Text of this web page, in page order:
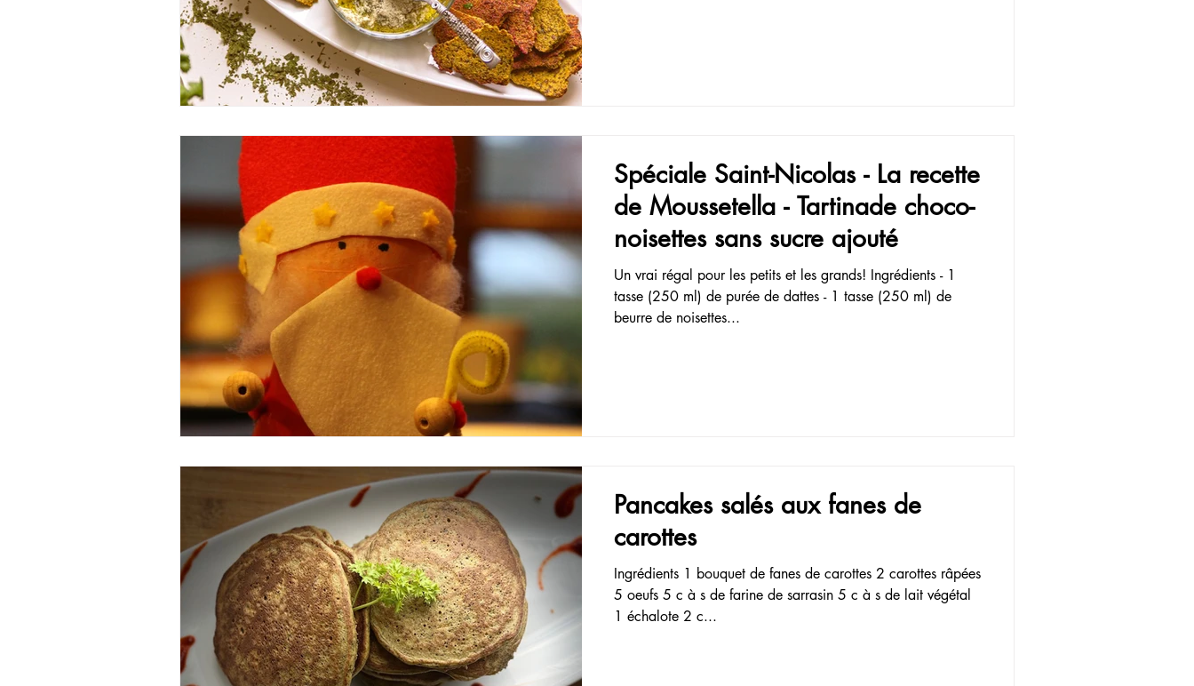
Spéciale Saint-Nicolas - La recette
de Moussetella - Tartinade choco-
noisettes sans sucre ajouté
Un vrai régal pour les petits et les grands! Ingrédients - 1
tasse (250 ml) de purée de dattes - 1 tasse (250 ml) de
beurre de noisettes...
Pancakes salés aux fanes de
carottes
Ingrédients 1 bouquet de fanes de carottes 2 carottes râpées
5 oeufs 5 c à s de farine de sarrasin 5 c à s de lait végétal
1 échalote 2 c...